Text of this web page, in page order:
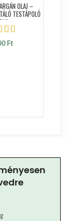
OLAJ –
TESTÁPOLÓ
Ft